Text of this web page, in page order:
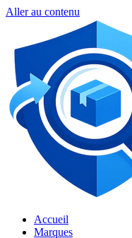
Aller au contenu
Accueil
Marques